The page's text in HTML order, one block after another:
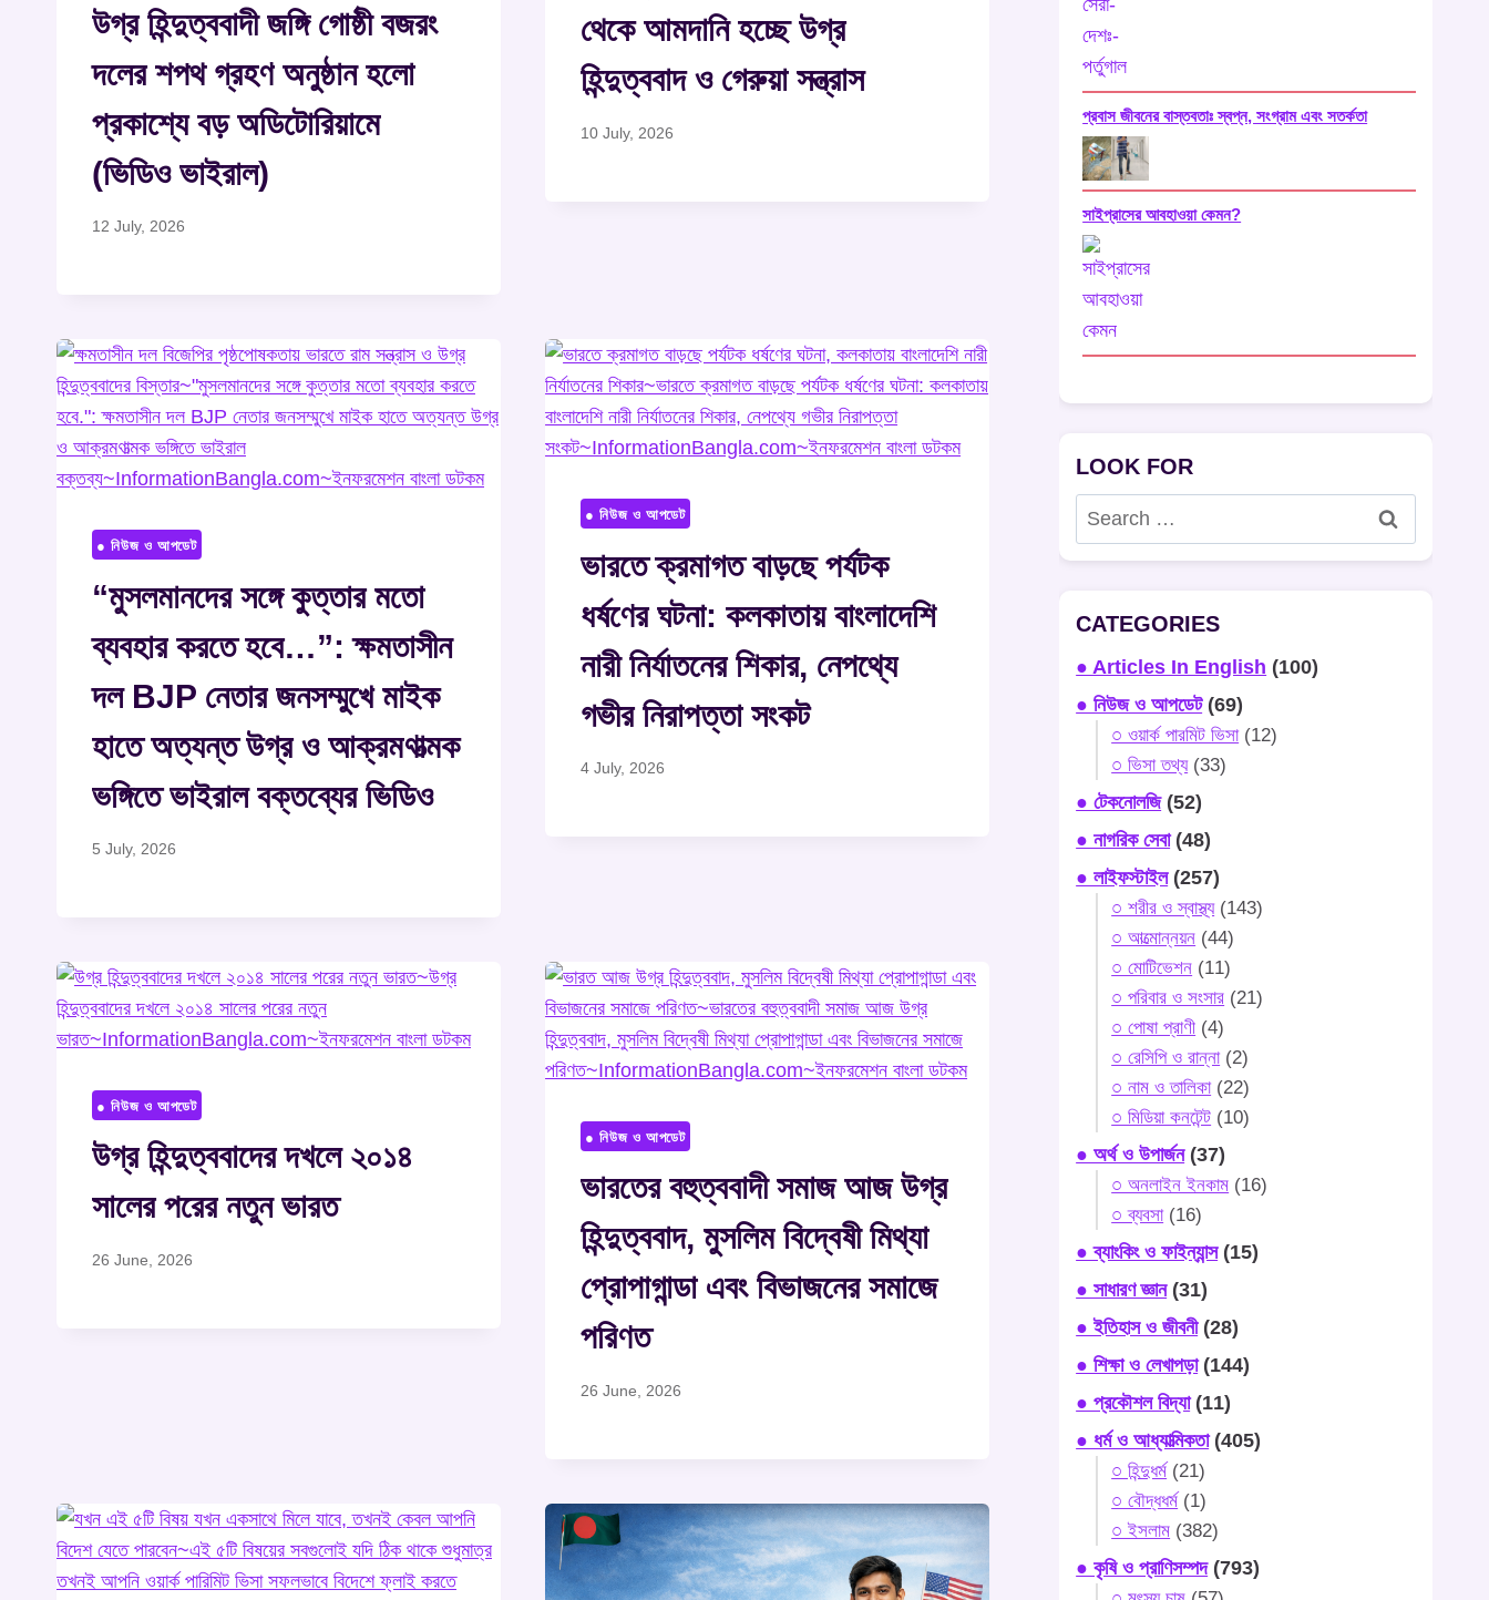
উগ্র হিন্দুত্ববাদী জঙ্গি গোষ্ঠী বজরং
দলের শপথ গ্রহণ অনুষ্ঠান হলো
প্রকাশ্যে বড় অডিটোরিয়ামে
(ভিডিও ভাইরাল)
12 July, 2026
থেকে আমদানি হচ্ছে উগ্র
হিন্দুত্ববাদ ও গেরুয়া সন্ত্রাস
10 July, 2026
● নিউজ ও আপডেট
“মুসলমানদের সঙ্গে কুত্তার মতো
ব্যবহার করতে হবে…”: ক্ষমতাসীন
দল BJP নেতার জনসম্মুখে মাইক
হাতে অত্যন্ত উগ্র ও আক্রমণাত্মক
ভঙ্গিতে ভাইরাল বক্তব্যের ভিডিও
5 July, 2026
● নিউজ ও আপডেট
ভারতে ক্রমাগত বাড়ছে পর্যটক
ধর্ষণের ঘটনা: কলকাতায় বাংলাদেশি
নারী নির্যাতনের শিকার, নেপথ্যে
গভীর নিরাপত্তা সংকট
4 July, 2026
● নিউজ ও আপডেট
উগ্র হিন্দুত্ববাদের দখলে ২০১৪
সালের পরের নতুন ভারত
26 June, 2026
● নিউজ ও আপডেট
ভারতের বহুত্ববাদী সমাজ আজ উগ্র
হিন্দুত্ববাদ, মুসলিম বিদ্বেষী মিথ্যা
প্রোপাগান্ডা এবং বিভাজনের সমাজে
পরিণত
26 June, 2026
প্রবাস জীবনের বাস্তবতাঃ স্বপ্ন, সংগ্রাম এবং সতর্কতা
সাইপ্রাসের আবহাওয়া কেমন?
LOOK FOR
Search
for:
CATEGORIES
● Articles In English (100)
● নিউজ ও আপডেট(69)
○ ওয়ার্ক পারমিট ভিসা(12)
○ ভিসা তথ্য(33)
● টেকনোলজি(52)
● নাগরিক সেবা(48)
● লাইফস্টাইল(257)
○ শরীর ও স্বাস্থ্য(143)
○ আত্মোন্নয়ন (44)
○ মোটিভেশন (11)
○ পরিবার ও সংসার (21)
○ পোষা প্রাণী (4)
○ রেসিপি ও রান্না(2)
○ নাম ও তালিকা(22)
○ মিডিয়া কনটেন্ট (10)
● অর্থ ও উপার্জন(37)
○ অনলাইন ইনকাম (16)
○ ব্যবসা(16)
● ব্যাংকিং ও ফাইন্যান্স(15)
● সাধারণ জ্ঞান(31)
● ইতিহাস ও জীবনী(28)
● শিক্ষা ও লেখাপড়া(144)
● প্রকৌশল বিদ্যা(11)
● ধর্ম ও আধ্যাত্মিকতা(405)
○ হিন্দুধর্ম(21)
○ বৌদ্ধধর্ম(1)
○ ইসলাম (382)
● কৃষি ও প্রাণিসম্পদ(793)